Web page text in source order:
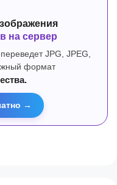
на сервер
JPG, JPEG,
формат
→